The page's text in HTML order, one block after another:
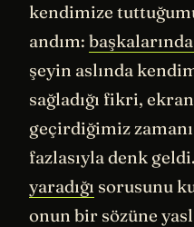
kendimize
andım:
şeyin aslında
sağladığı fikri,
geçirdiğimiz
fazlasıyla denk geldi.
yaradığı sorusunu
onun bir sözüne